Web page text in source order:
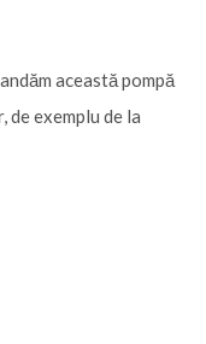
această pompă
exemplu de la